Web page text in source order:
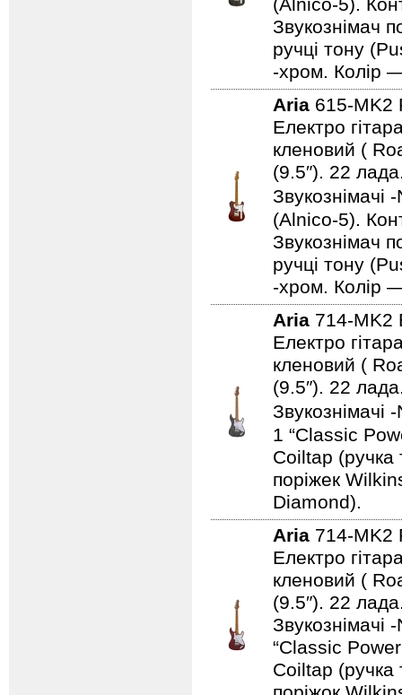
(Alnico-5).
Звукознімач
ручці тону
-хром. Колір
Aria 615-MK2
Електро
кленовий (
(9.5″). 22
(Alnico-5).
Звукознімач
ручці тону
-хром. Колір
Aria 714-MK2
Електро
кленовий (
(9.5″). 22
1 “Classic
Coiltap (ручка
поріжек
Diamond).
Aria 714-MK2
Електро
кленовий (
(9.5″). 22
“Classic
Coiltap (ручка